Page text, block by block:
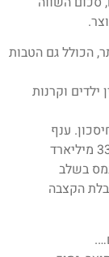
הכולל גם הטבות
ילדים וקרנות
ענף
החיסכון ושוק ההון נהנה מהטבות בהיקף של כ־33 מיליארד
בשלב
הקצבה